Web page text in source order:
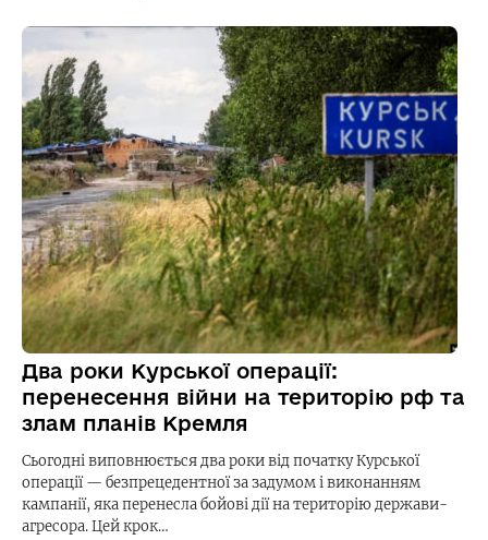
Два роки Курської операції:
перенесення війни на територію рф та
злам планів Кремля
Сьогодні виповнюється два роки від початку Курської
операції — безпрецедентної за задумом і виконанням
кампанії, яка перенесла бойові дії на територію держави-
агресора. Цей крок…